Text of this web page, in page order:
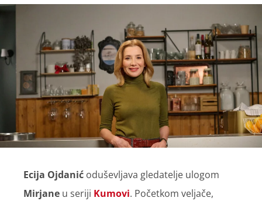
Ecija Ojdanić oduševljava gledatelje ulogom
Mirjane u seriji Kumovi. Početkom veljače,